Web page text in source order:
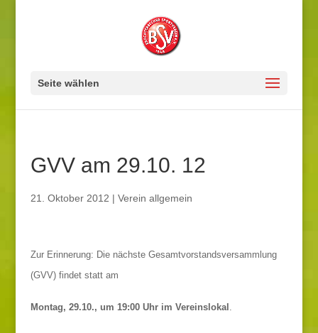
Seite wählen
GVV am 29.10. 12
21. Oktober 2012 | Verein allgemein
Zur Erinnerung: Die nächste Gesamtvorstandsversammlung
(GVV) findet statt am
Montag, 29.10., um 19:00 Uhr im Vereinslokal .